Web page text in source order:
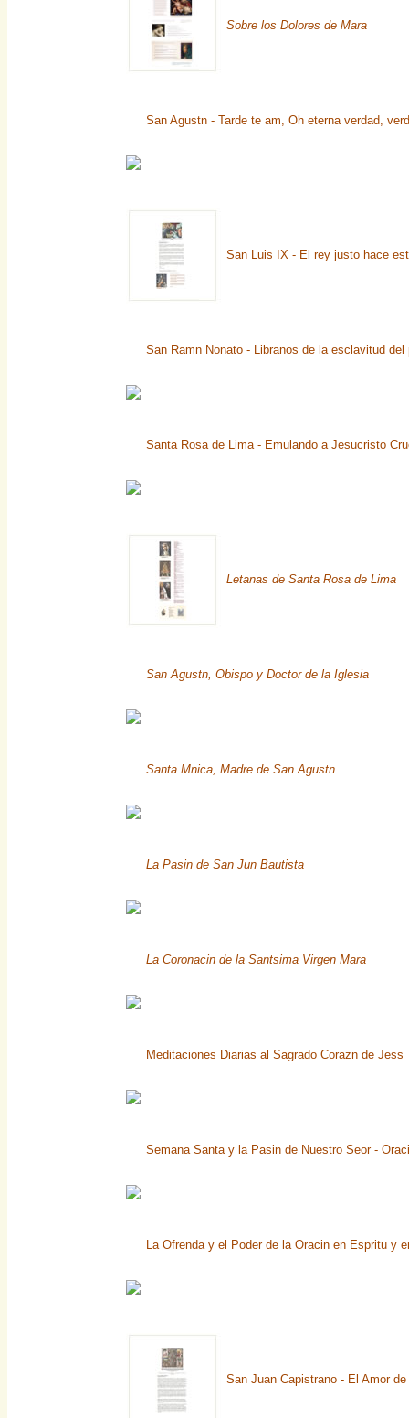
Sobre los Dolores de Mara
San Agustn - Tarde te am, Oh eterna verdad,
San Luis IX - El rey justo hace
San Ramn Nonato - Libranos de la esclavitud del
Santa Rosa de Lima - Emulando a Jesucristo
Letanas de Santa Rosa de Lima
San Agustn, Obispo y Doctor de la Iglesia
Santa Mnica, Madre de San Agustn
La Pasin de San Jun Bautista
La Coronacin de la Santsima Virgen Mara
Meditaciones Diarias al Sagrado Corazn de Jess
Semana Santa y la Pasin de Nuestro Seor -
La Ofrenda y el Poder de la Oracin en Espritu y
San Juan Capistrano - El Amor